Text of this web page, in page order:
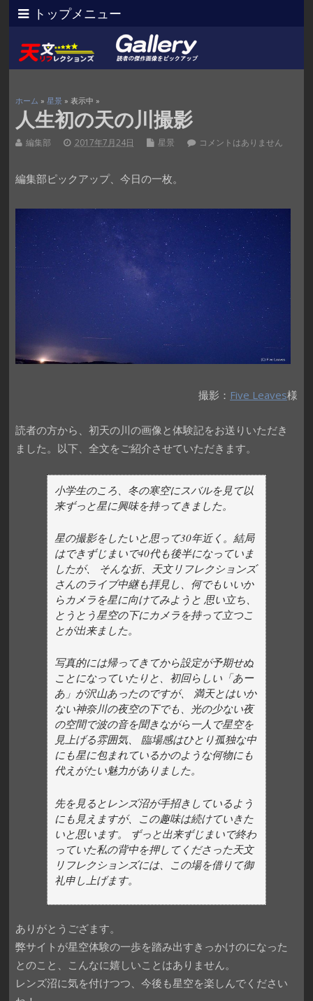
トップメニュー
ホーム » 星景» 表示中 »
人生初の天の川撮影
編集部 2017年7月24日 星景 コメントはありません
編集部ピックアップ、今日の一枚。
撮影： Five Leaves様
読者の方から、初天の川の画像と体験記をお送りいただき
ました。以下、全文をご紹介させていただきます。
小学生のころ、冬の寒空にスバルを見て以
来ずっと星に興味を持ってきました。
星の撮影をしたいと思って30年近く。結局
はできずじまいで40代も後半になっていま
したが、 そんな折、天文リフレクションズ
さんのライブ中継も拝見し、何でもいいか
らカメラを星に向けてみようと 思い立ち、
とうとう星空の下にカメラを持って立つこ
とが出来ました。
写真的には帰ってきてから設定が予期せぬ
ことになっていたりと、初回らしい「あー
あ」が沢山あったのですが、 満天とはいか
ない神奈川の夜空の下でも、光の少ない夜
の空間で波の音を聞きながら一人で星空を
見上げる雰囲気、 臨場感はひとり孤独な中
にも星に包まれているかのような何物にも
代えがたい魅力がありました。
先を見るとレンズ沼が手招きしているよう
にも見えますが、この趣味は続けていきた
いと思います。 ずっと出来ずじまいで終わ
っていた私の背中を押してくださった天文
リフレクションズには、この場を借りて御
礼申し上げます。
ありがとうござます。
弊サイトが星空体験の一歩を踏み出すきっかけのになった
とのこと、こんなに嬉しいことはありません。
レンズ沼に気を付けつつ、今後も星空を楽しんでください